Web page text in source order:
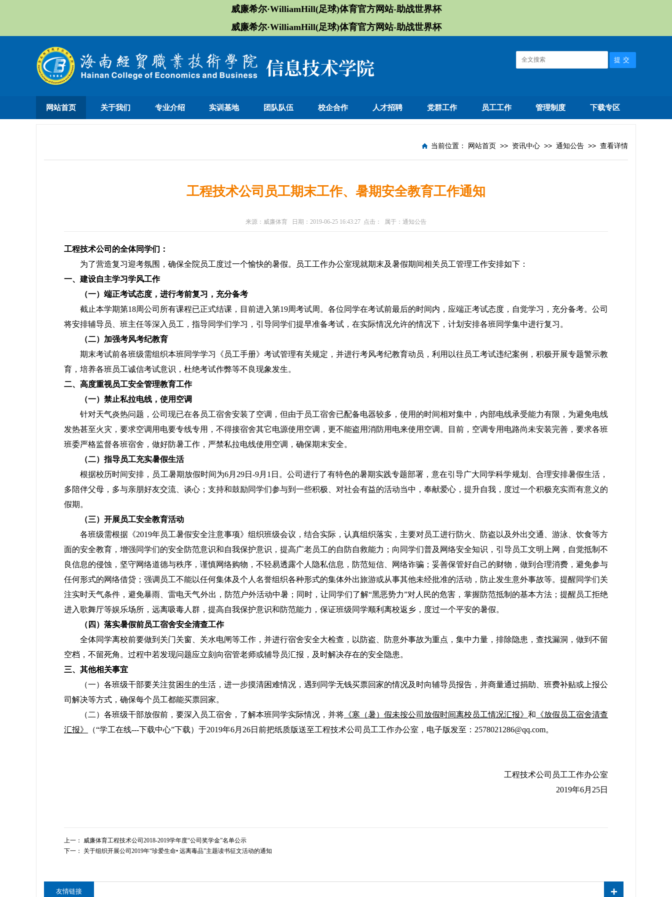
威廉希尔·WilliamHill(足球)体育官方网站-助战世界杯
威廉希尔·WilliamHill(足球)体育官方网站-助战世界杯
网站首页 关于我们 专业介绍 实训基地 团队队伍 校企合作 人才招聘 党群工作 员工工作 管理制度 下载专区
当前位置： 网站首页 >> 资讯中心 >> 通知公告 >> 查看详情
工程技术公司员工期末工作、暑期安全教育工作通知
来源： 威廉体育 日期： 2019-06-25 16:43:27 点击： 属于： 通知公告
工程技术公司的全体同学们：
为了营造复习迎考氛围，确保全院员工度过一个愉快的暑假。员工工作办公室现就期末及暑假期间相关员工管理工作安排如下：
一、建设自主学习学风工作
（一）端正考试态度，进行考前复习，充分备考
截止本学期第18周公司所有课程已正式结课，目前进入第19周考试周。各位同学在考试前最后的时间内，应端正考试态度，自觉学习，充分备考。公司
将安排辅导员、班主任等深入员工，指导同学们学习，引导同学们提早准备考试，在实际情况允许的情况下，计划安排各班同学集中进行复习。
（二）加强考风考纪教育
期末考试前各班级需组织本班同学学习《员工手册》考试管理有关规定，并进行考风考纪教育动员，利用以往员工考试违纪案例，积极开展专题警示教
育，培养各班员工诚信考试意识，杜绝考试作弊等不良现象发生。
二、高度重视员工安全管理教育工作
（一）禁止私拉电线，使用空调
针对天气炎热问题，公司现已在各员工宿舍安装了空调，但由于员工宿舍已配备电器较多，使用的时间相对集中，内部电线承受能力有限，为避免电线
发热甚至火灾，要求空调用电要专线专用，不得接宿舍其它电源使用空调，更不能盗用消防用电来使用空调。目前，空调专用电路尚未安装完善，要求各班
班委严格监督各班宿舍，做好防暑工作，严禁私拉电线使用空调，确保期末安全。
（二）指导员工充实暑假生活
根据校历时间安排，员工暑期放假时间为6月29日-9月1日。公司进行了有特色的暑期实践专题部署，意在引导广大同学科学规划、合理安排暑假生活，
多陪伴父母，多与亲朋好友交流、谈心；支持和鼓励同学们参与到一些积极、对社会有益的活动当中，奉献爱心，提升自我，度过一个积极充实而有意义的
假期。
（三）开展员工安全教育活动
各班级需根据《2019年员工暑假安全注意事项》组织班级会议，结合实际，认真组织落实，主要对员工进行防火、防盗以及外出交通、游泳、饮食等方
面的安全教育，增强同学们的安全防范意识和自我保护意识，提高广老员工的自防自救能力；向同学们普及网络安全知识，引导员工文明上网，自觉抵制不
良信息的侵蚀，坚守网络道德与秩序，谨慎网络购物，不轻易透露个人隐私信息，防范短信、网络诈骗；妥善保管好自己的财物，做到合理消费，避免参与
任何形式的网络借贷；强调员工不能以任何集体及个人名誉组织各种形式的集体外出旅游或从事其他未经批准的活动，防止发生意外事故等。提醒同学们关
注实时天气条件，避免暴雨、雷电天气外出，防范户外活动中暑；同时，让同学们了解“黑恶势力”对人民的危害，掌握防范抵制的基本方法；提醒员工拒绝
进入歌舞厅等娱乐场所，远离吸毒人群，提高自我保护意识和防范能力，保证班级同学顺利离校返乡，度过一个平安的暑假。
（四）落实暑假前员工宿舍安全清查工作
全体同学离校前要做到关门关窗、关水电闸等工作，并进行宿舍安全大检查，以防盗、防意外事故为重点，集中力量，排除隐患，查找漏洞，做到不留
空档，不留死角。过程中若发现问题应立刻向宿管老师或辅导员汇报，及时解决存在的安全隐患。
三、其他相关事宜
（一）各班级干部要关注贫困生的生活，进一步摸清困难情况，遇到同学无钱买票回家的情况及时向辅导员报告，并商量通过捐助、班费补贴或上报公
司解决等方式，确保每个员工都能买票回家。
（二）各班级干部放假前，要深入员工宿舍，了解本班同学实际情况，并将 《寒（暑）假未按公司放假时间离校员工情况汇报》 和 《放假员工宿舍清查
汇报》
（“学工在线---下载中心”下载）于2019年6月26日前把纸质版送至工程技术公司员工工作办公室，电子版发至：2578021286@qq.com。
工程技术公司员工工作办公室
2019年6月25日
上一：
威廉体育工程技术公司2018-2019学年度“公司奖学金”名单公示
下一：
关于组织开展公司2019年“珍爱生命• 远离毒品”主题读书征文活动的通知
友情链接 +